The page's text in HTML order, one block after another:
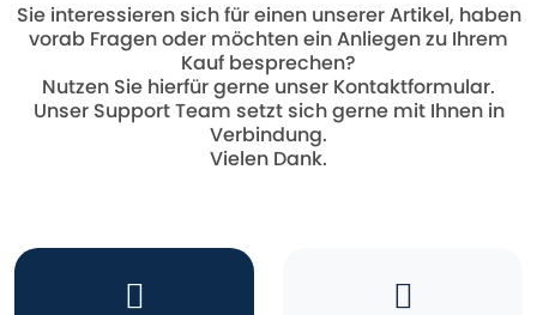
Sie interessieren sich für einen unserer Artikel, haben
vorab Fragen oder möchten ein Anliegen zu Ihrem
Kauf besprechen?
Nutzen Sie hierfür gerne unser Kontaktformular.
Unser Support Team setzt sich gerne mit Ihnen in
Verbindung.
Vielen Dank.